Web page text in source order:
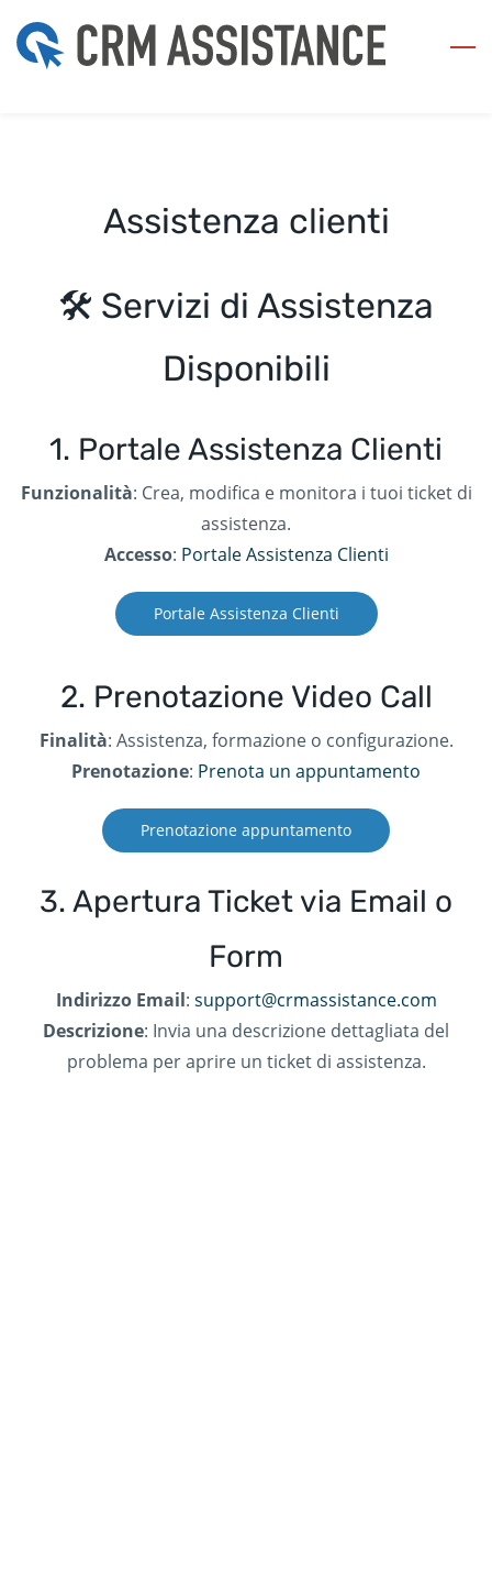
to
Assistenza clienti
🛠️ Servizi di Assistenza
Disponibili
1. Portale Assistenza Clienti
Funzionalità: Crea, modifica e monitora i tuoi ticket di
assistenza.​
Accesso: Portale Assistenza Clienti
Portale Assistenza Clienti
2. Prenotazione Video Call
Finalità: Assistenza, formazione o configurazione.​
Prenotazione: Prenota un appuntamento
Prenotazione appuntamento
3. Apertura Ticket via Email o
Form
Indirizzo Email: support@crmassistance.com
Descrizione: Invia una descrizione dettagliata del
problema per aprire un ticket di assistenza.